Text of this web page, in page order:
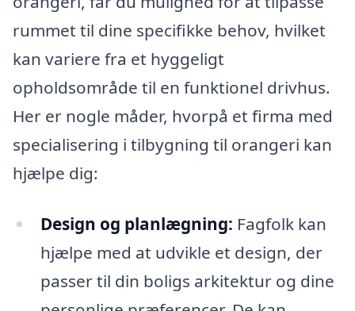
rummet til dine specifikke behov, hvilket
kan variere fra et hyggeligt
opholdsområde til en funktionel drivhus.
Her er nogle måder, hvorpå et firma med
specialisering i tilbygning til orangeri kan
hjælpe dig:
Design og planlægning: Fagfolk kan
hjælpe med at udvikle et design, der
passer til din boligs arkitektur og dine